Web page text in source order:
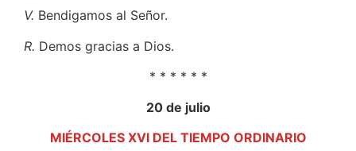
V. Bendigamos al Señor.
R. Demos gracias a Dios.
* * * * * *
20 de julio
MIÉRCOLES XVI DEL TIEMPO ORDINARIO